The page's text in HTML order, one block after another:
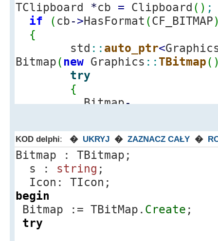
TClipboard *cb = Clipboard ( ) ;
if
( cb->HasFormat (CF_BITMAP
{
std :: auto_ptr<
Bitmap( new Graphics :: TBitmap(
try
{
Bitmap-
>GetAsHandle(CF_BITMAP), 0);
Canvas ->Draw(5, 5,
}
catch
{
MessageBeep
ShowMessage("Error
clipboard!"
KOD delphi: � UKRYJ � ZAZNACZ CAŁY �
Bitmap : TBitmap;
s : string ;
Icon: TIcon;
begin
Bitmap := TBitMap. Create ;
try